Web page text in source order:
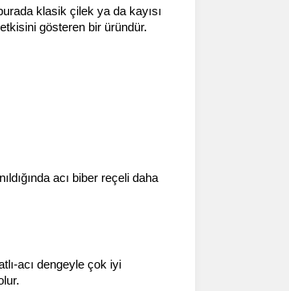
klasik çilek ya da kayısı
gösteren bir üründür.
acı biber reçeli daha
acı dengeyle çok iyi